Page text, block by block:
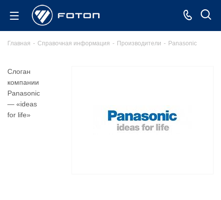
Главная - Справочная информация - Производители - Panasonic
Слоган
компании
Panasonic
— «ideas
for life»